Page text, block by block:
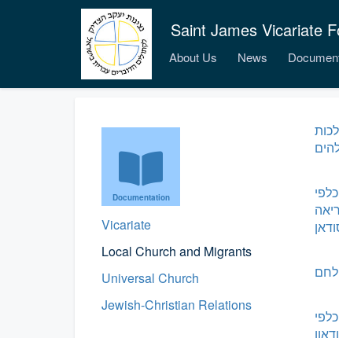
Saint James Vicariate
About Us News
Documentation
Vicariate
Local Church and Migrants
Universal Church
Jewish-Christian Relations
לחם